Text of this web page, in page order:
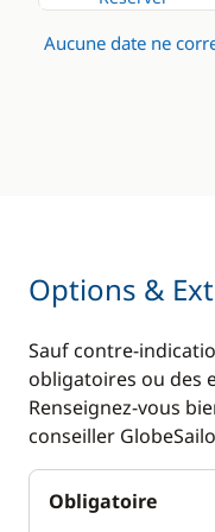
Réfrigérateur
Aucune date ne
Options &
Sauf contre-
obligatoires ou des
Renseignez-vous
conseiller
Obligatoire